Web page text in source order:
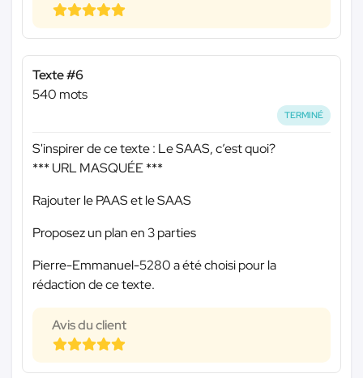
Texte #6
540 mots
TERMINÉ
S'inspirer de ce texte : Le SAAS, c’est quoi?
*** URL MASQUÉE ***
Rajouter le PAAS et le SAAS
Proposez un plan en 3 parties
Pierre-Emmanuel-5280 a été choisi pour la
rédaction de ce texte.
Avis du client